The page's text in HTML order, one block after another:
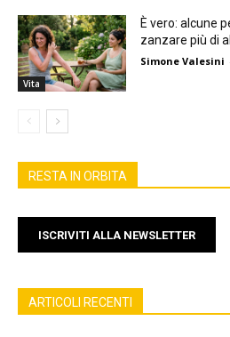
Vita
È vero: alcune
zanzare più di
Simone Valesini
RESTA IN ORBITA
ISCRIVITI ALLA NEWSLETTER
ARTICOLI RECENTI